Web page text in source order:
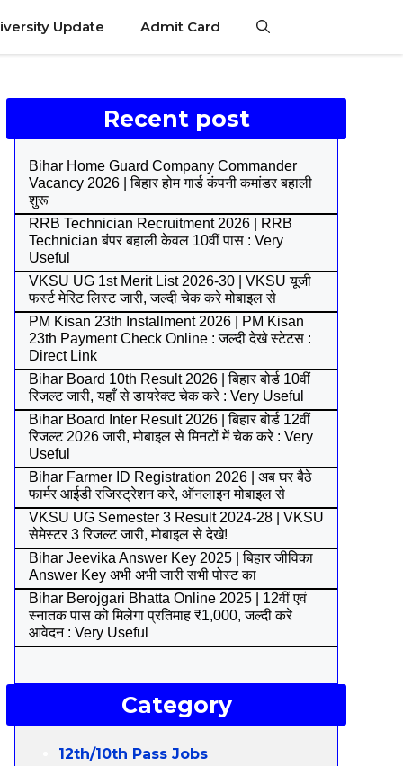
Update Admit Card
Recent post
Bihar Home Guard Company Commander
Vacancy 2026 | बिहार होम गार्ड कंपनी कमांडर बहाली
शुरू
RRB Technician Recruitment 2026 | RRB
Technician बंपर बहाली केवल 10वीं पास : Very
Useful
VKSU UG 1st Merit List 2026-30 | VKSU यूजी
फर्स्ट मेरिट लिस्ट जारी, जल्दी चेक करे मोबाइल से
PM Kisan 23th Installment 2026 | PM Kisan
23th Payment Check Online : जल्दी देखे स्टेटस :
Direct Link
Bihar Board 10th Result 2026 | बिहार बोर्ड 10वीं
रिजल्ट जारी, यहाँ से डायरेक्ट चेक करे : Very Useful
Bihar Board Inter Result 2026 | बिहार बोर्ड 12वीं
रिजल्ट 2026 जारी, मोबाइल से मिनटों में चेक करे : Very
Useful
Bihar Farmer ID Registration 2026 | अब घर बैठे
फार्मर आईडी रजिस्ट्रेशन करे, ऑनलाइन मोबाइल से
VKSU UG Semester 3 Result 2024-28 | VKSU
सेमेस्टर 3 रिजल्ट जारी, मोबाइल से देखे!
Bihar Jeevika Answer Key 2025 | बिहार जीविका
Answer Key अभी अभी जारी सभी पोस्ट का
Bihar Berojgari Bhatta Online 2025 | 12वीं एवं
स्नातक पास को मिलेगा प्रतिमाह ₹1,000, जल्दी करे
आवेदन : Very Useful
Category
12th/10th Pass Jobs